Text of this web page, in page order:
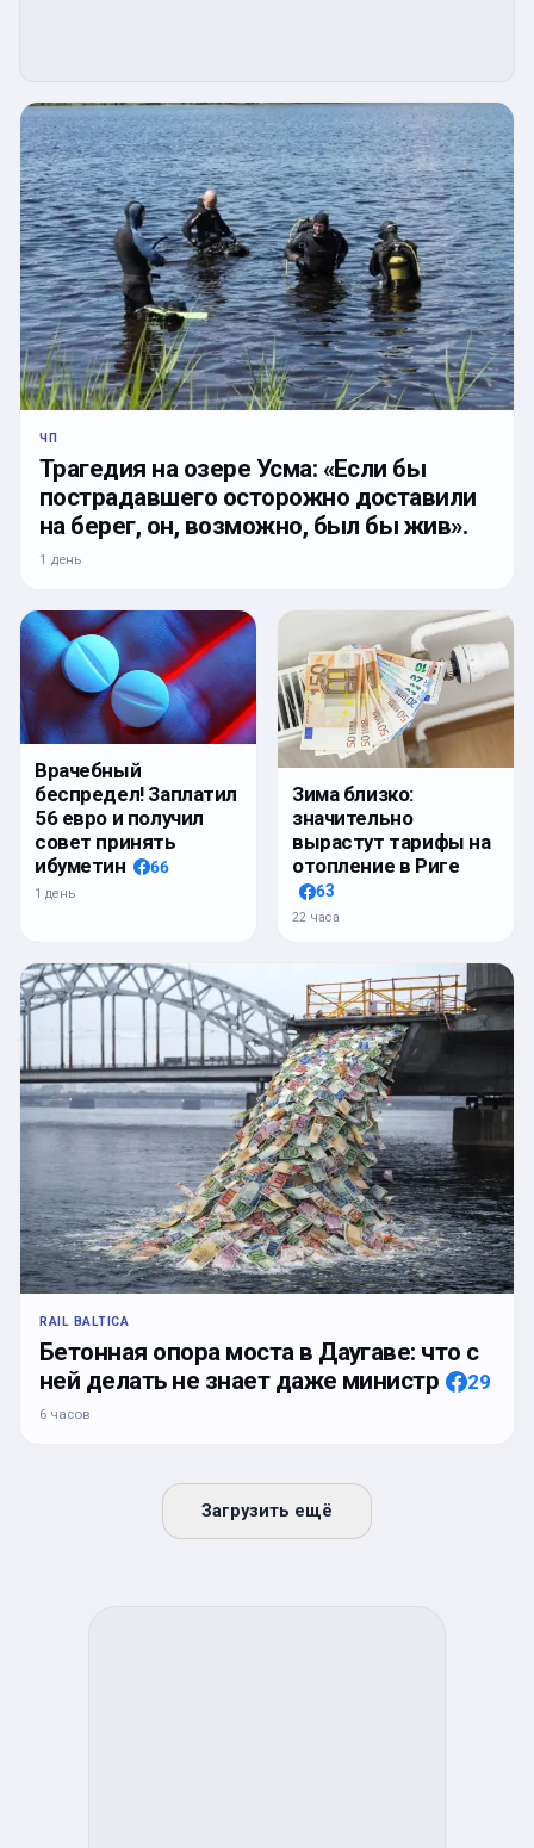
ЧП
Трагедия на озере Усма: «Если бы
пострадавшего осторожно доставили
на берег, он, возможно, был бы жив».
1 день
Врачебный
беспредел! Заплатил
56 евро и получил
совет принять
ибуметин
66
1 день
Зима близко:
значительно
вырастут тарифы на
отопление в Риге
63
22 часа
RAIL BALTICA
Бетонная опора моста в Даугаве: что с
ней делать не знает даже министр
29
6 часов
Загрузить ещё